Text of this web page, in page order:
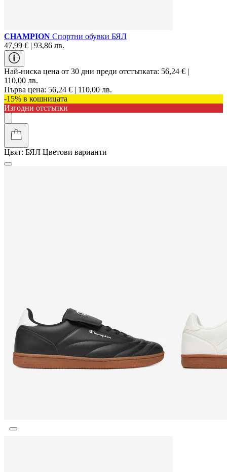
CHAMPION Спортни обувки БЯЛ
47,99 € | 93,86 лв.
Най-ниска цена от 30 дни преди отстъпката: 56,24 € |
110,00 лв.
Първа цена: 56,24 € | 110,00 лв.
-15% в кошницата
Изгодни отстъпки
Цвят: БЯЛ Цветови варианти